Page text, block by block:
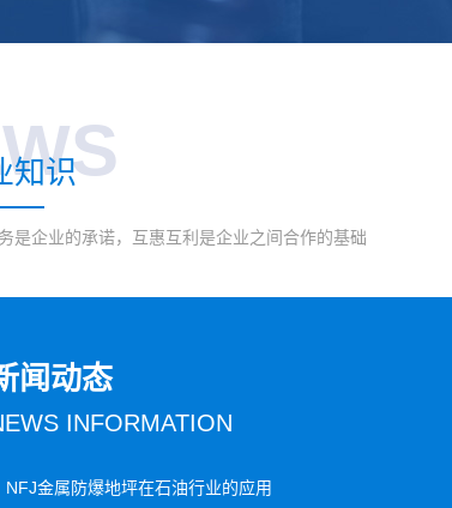
知识
是企业的承诺，互惠互利是企业之间合作的基础
闻动态
INFORMATION
NFJ金属防爆地坪在石油行业的应用